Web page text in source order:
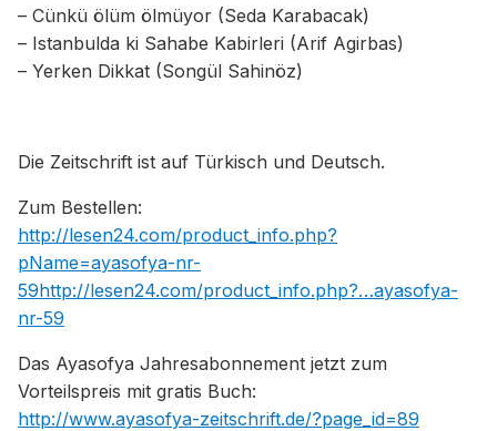
– Cünkü ölüm ölmüyor (Seda Karabacak)
– Istanbulda ki Sahabe Kabirleri (Arif Agirbas)
– Yerken Dikkat (Songül Sahinöz)
Die Zeitschrift ist auf Türkisch und Deutsch.
Zum Bestellen:
http://lesen24.com/product_info.php?
pName=ayasofya-nr-
59http://lesen24.com/product_info.php?…ayasofya-
nr-59
Das Ayasofya Jahresabonnement jetzt zum
Vorteilspreis mit gratis Buch:
http://www.ayasofya-zeitschrift.de/?page_id=89